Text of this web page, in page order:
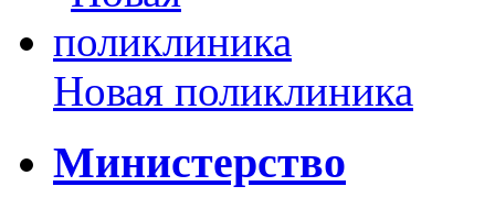
Новая поликлиника
Министерство